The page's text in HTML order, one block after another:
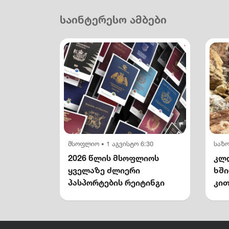
საინტერესო ამბები
მსოფლიო • 1 აგვისტო 6:30
2026 წლის მსოფლიოს
ყველაზე ძლიერი
პასპორტების რეიტინგი